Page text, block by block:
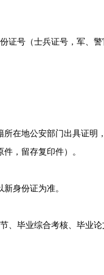
号（士兵证号，军、警
在地公安部门出具证明
，留存复印件）。
身份证为准。
毕业综合考核、毕业论